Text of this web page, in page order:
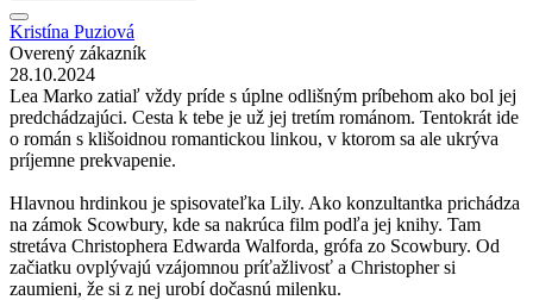
Kristína Puziová
Overený zákazník
28.10.2024
Lea Marko zatiaľ vždy príde s úplne odlišným príbehom ako bol jej
predchádzajúci. Cesta k tebe je už jej tretím románom. Tentokrát ide
o román s klišoidnou romantickou linkou, v ktorom sa ale ukrýva
príjemne prekvapenie.
Hlavnou hrdinkou je spisovateľka Lily. Ako konzultantka prichádza
na zámok Scowbury, kde sa nakrúca film podľa jej knihy. Tam
stretáva Christophera Edwarda Walforda, grófa zo Scowbury. Od
začiatku ovplývajú vzájomnou príťažlivosť a Christopher si
zaumieni, že si z nej urobí dočasnú milenku.